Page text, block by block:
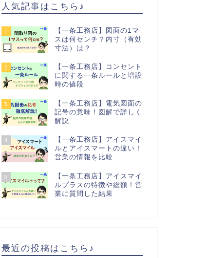
人気記事はこちら♪
1
【一条工務店】図面の1マ
スは何センチ？内寸（有効
寸法）は？
2
【一条工務店】コンセント
に関する一条ルールと増設
時の値段
3
【一条工務店】電気図面の
記号の意味！図解で詳しく
解説
4
【一条工務店】アイスマイ
ルとアイスマートの違い！
営業の情報を比較
5
【一条工務店】アイスマイ
ルプラスの特徴や総額！営
業に質問した結果
最近の投稿はこちら♪